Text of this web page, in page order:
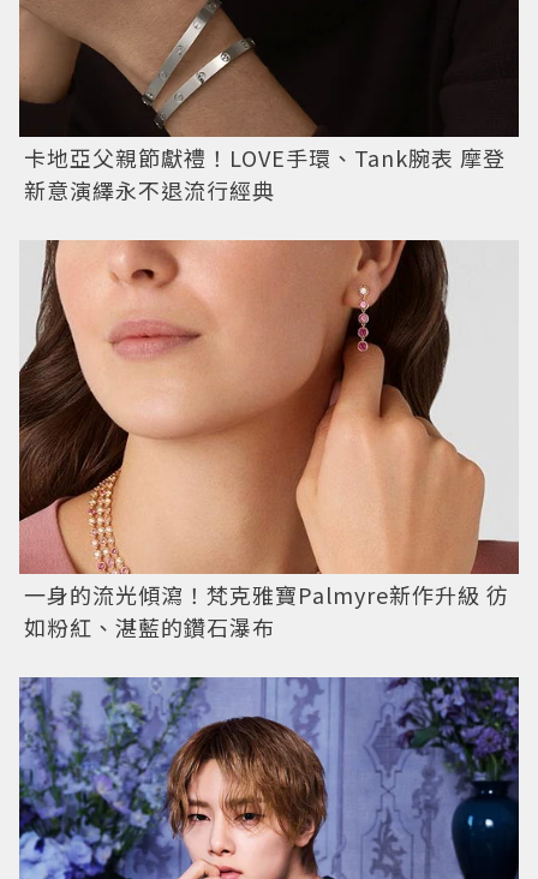
卡地亞父親節獻禮！LOVE手環、Tank腕表 摩登
新意演繹永不退流行經典
一身的流光傾瀉！梵克雅寶Palmyre新作升級 彷
如粉紅、湛藍的鑽石瀑布